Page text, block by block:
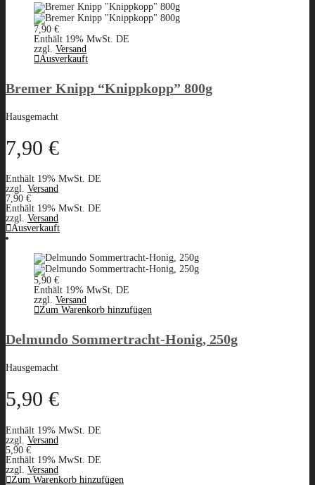
7,90 €
Enthält 19% MwSt. DE
zzgl. Versand
Ausverkauft
Bremer Knipp “Knippkopp” 800g
Hausgemacht
7,90 €
Enthält 19% MwSt. DE
zzgl. Versand
7,90 €
Enthält 19% MwSt. DE
zzgl. Versand
Ausverkauft
5,90 €
Enthält 19% MwSt. DE
zzgl. Versand
Zum Warenkorb hinzufügen
Delmundo Sommertracht-Honig, 250g
Hausgemacht
5,90 €
Enthält 19% MwSt. DE
zzgl. Versand
5,90 €
Enthält 19% MwSt. DE
zzgl. Versand
Zum Warenkorb hinzufügen